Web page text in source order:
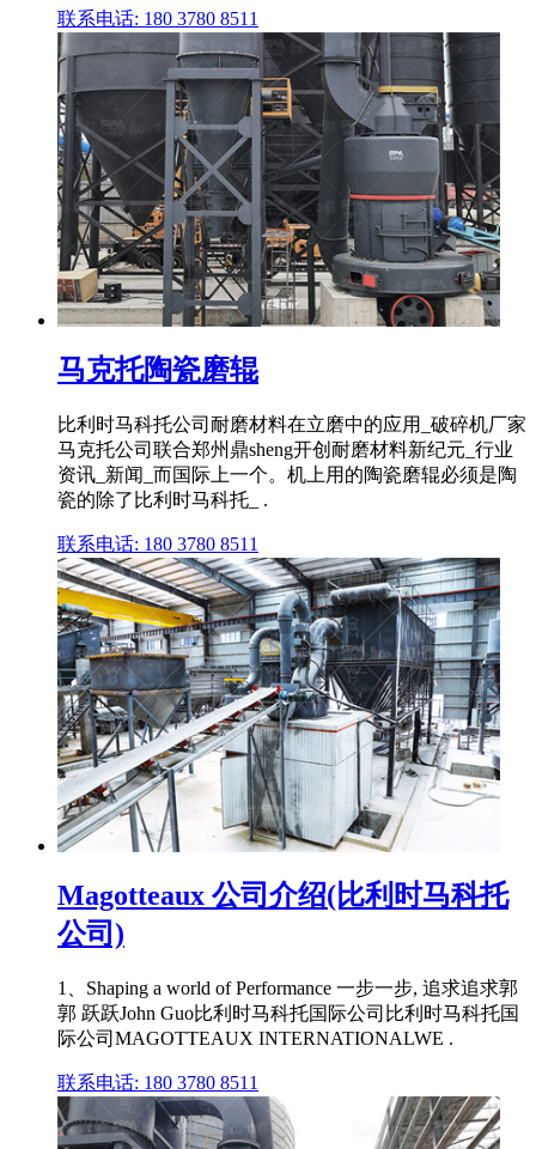
联系电话: 180 3780 8511
马克托陶瓷磨辊
比利时马科托公司耐磨材料在立磨中的应用_破碎机厂家
马克托公司联合郑州鼎sheng开创耐磨材料新纪元_行业
资讯_新闻_而国际上一个。机上用的陶瓷磨辊必须是陶
瓷的除了比利时马科托_ .
联系电话: 180 3780 8511
Magotteaux 公司介绍(比利时马科托
公司)
1、Shaping a world of Performance 一步一步, 追求追求郭
郭 跃跃John Guo比利时马科托国际公司比利时马科托国
际公司MAGOTTEAUX INTERNATIONALWE .
联系电话: 180 3780 8511